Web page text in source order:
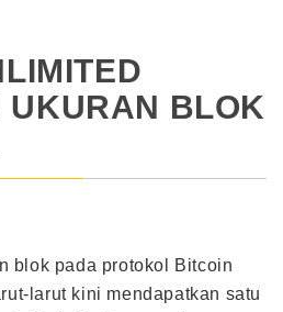
UKURAN BLOK
blok pada protokol Bitcoin
larut kini mendapatkan satu